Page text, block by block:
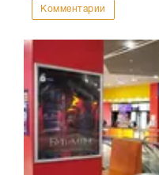
Комментарии